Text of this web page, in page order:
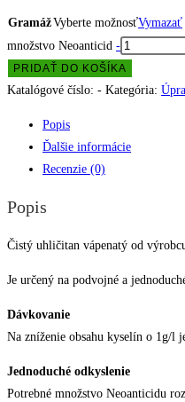
GramážVyberte možnosťVymazať
množstvo Neoanticid -
PRIDAŤ DO KOŠÍKA
Katalógové číslo: - Kategória:
Popis
Ďalšie informácie
Recenzie (0)
Popis
Čistý uhličitan vápenatý od
Je určený na podvojné a
Dávkovanie
Na zníženie obsahu kyselín o 1g/l
Jednoduché odkyslenie
Potrebné množstvo Neoanticidu